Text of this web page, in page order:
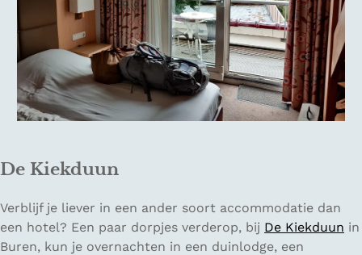
De Kiekduun
Verblijf je liever in een ander soort accommodatie dan
een hotel? Een paar dorpjes verderop, bij De Kiekduun in
Buren, kun je overnachten in een duinlodge, een